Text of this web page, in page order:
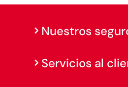
Nuestros
Servicios al